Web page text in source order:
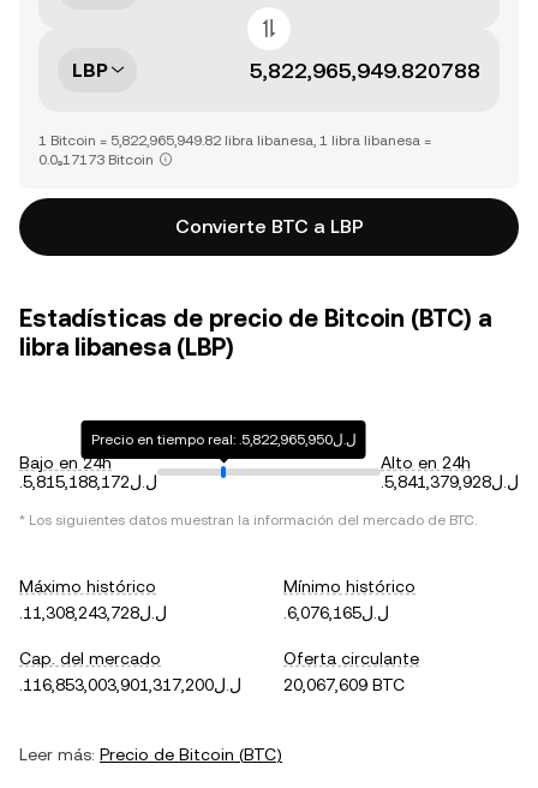
LBP
1 Bitcoin = 5,822,965,949.82 libra libanesa, 1 libra libanesa =
0.0₉17173 Bitcoin
Convierte BTC a LBP
Estadísticas de precio de Bitcoin (BTC) a
libra libanesa (LBP)
Bajo en 24h
.ل.ل5,815,188,172
Precio en tiempo real: .ل.ل5,822,965,950
Alto en 24h
.ل.ل5,841,379,928
* Los siguientes datos muestran la información del mercado de BTC.
Máximo histórico
.ل.ل11,308,243,728
Mínimo histórico
.ل.ل6,076,165
Cap. del mercado
.ل.ل116,853,003,901,317,200
Oferta circulante
20,067,609 BTC
Leer más: Precio de Bitcoin (BTC)